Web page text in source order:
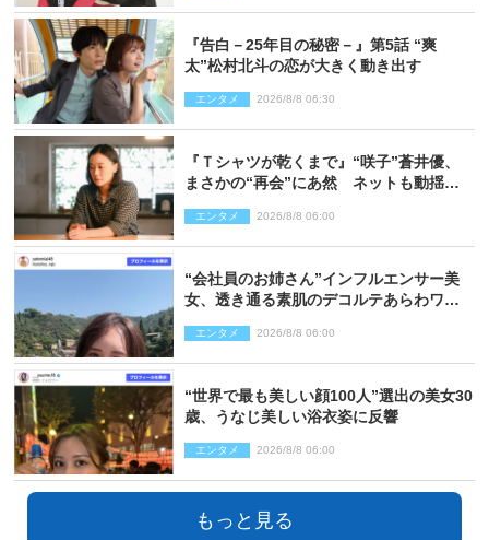
『告白－25年目の秘密－』第5話 “爽
太”松村北斗の恋が大きく動き出す
エンタメ 2026/8/8 06:30
『Ｔシャツが乾くまで』“咲子”蒼井優、
まさかの“再会”にあ然 ネットも動揺
レあり）
エンタメ 2026/8/8 06:00
“会社員のお姉さん”インフルエンサー美
女、透き通る素肌のデコルテあらわワン
エンタメ 2026/8/8 06:00
“世界で最も美しい顔100人”選出の美女30
歳、うなじ美しい浴衣姿に反響
エンタメ 2026/8/8 06:00
もっと見る